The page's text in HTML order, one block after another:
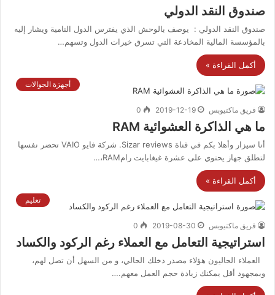
صندوق النقد الدولي
صندوق النقد الدولي : يوصف بالوحش الذي يفترس الدول النامية ويشار إليه
بالمؤسسة المالية المخادعة التي تسرق خيرات الدول وتسهم…
أكمل القراءة »
أجهزة الجوالات
فريق ماكتيوبس 2019-12-19
0
ما هي الذاكرة العشوائية RAM
أنا سيزار وأهلا بكم في قناة Sizar reviews. شركة فايو VAIO تحضر نفسها
لتطلق جهاز يحتوي على عشرة غيغابايت رامRAM،…
أكمل القراءة »
تعليم
فريق ماكتيوبس 2019-08-30
0
استراتيجية التعامل مع العملاء رغم الركود والكساد
العملاء الحاليون هؤلاء مصدر دخلك الحالي، و من السهل أن تصل لهم،
وبمجهود أقل يمكنك زيادة حجم العمل معهم.…